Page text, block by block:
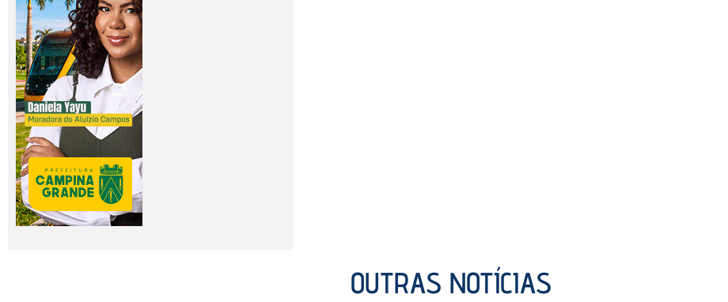
OUTRAS NOTÍCIAS